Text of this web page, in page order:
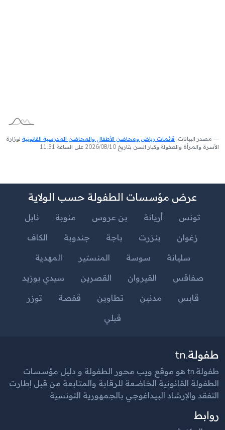
مصدر البيانات: قائمات رياض ومحاضن الأطفال والمحاضن المدرسية القانونية لوزارة
الأسرة والمرأة والطفولة وكبار السن بتاريخ 2026/08/10 على الساعة 11:31
عرض مؤسسات الطفولة حسب الولاية
تونس أريانة بن عروس منوبة
نابل
زغوان
بنزرت باجة جندوبة
الكاف
سليانة
سوسة المنستير
المهدية
صفاقس
القيروان القصرين
سيدي بوزيد
قابس
مدنين تطاوين قفصة
توزر
قبلي
طفولة.tn
طفولة.tn هو موقع ويب محور الطفولة و دليل مؤسسات
الطفولة القانونية الخاضعة للرقابة والمتابعة من قبل إطارت
التفقد والإرشاد البيداغوجي بالجمهورية التونسية
روابط